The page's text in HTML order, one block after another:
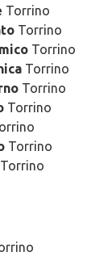
Torrino
Torrino
Torrino
Torrino
Torrino
Torrino
Torrino
Torrino